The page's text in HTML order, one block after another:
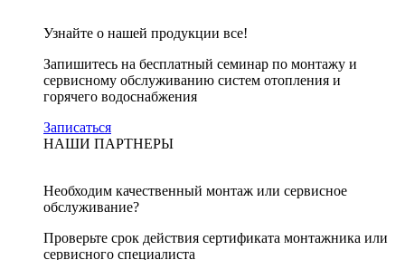
Узнайте о нашей продукции все!
Запишитесь на бесплатный семинар по монтажу и
сервисному обслуживанию систем отопления и
горячего водоснабжения
Записаться
НАШИ ПАРТНЕРЫ
Необходим качественный монтаж или сервисное
обслуживание?
Проверьте срок действия сертификата монтажника или
сервисного специалиста